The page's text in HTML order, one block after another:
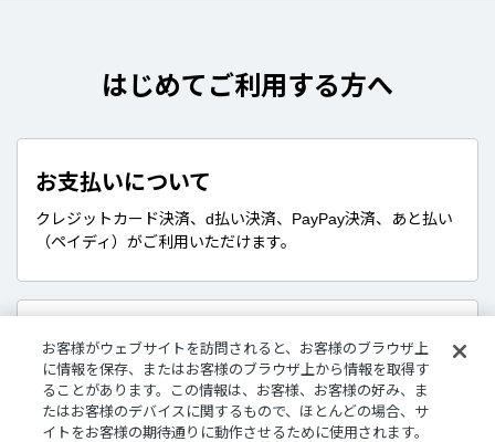
はじめてご利用する方へ
お支払いについて
クレジットカード決済、d払い決済、PayPay決済、あと払い
（ペイディ）がご利用いただけます。
販売商品について
デジタルグッズはダウンロード商品です。
さまざまな企画やコンセプトに沿ったライバーたちのボイ
ス、特典壁紙をご購入いただけます。
お客様がウェブサイトを訪問されると、お客様のブラウザ上
に情報を保存、またはお客様のブラウザ上から情報を取得す
ることがあります。この情報は、お客様、お客様の好み、ま
たはお客様のデバイスに関するもので、ほとんどの場合、サ
イトをお客様の期待通りに動作させるために使用されます。